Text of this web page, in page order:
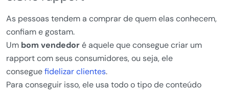
As pessoas tendem a comprar de quem elas conhecem,
confiam e gostam.
Um bom vendedoré aquele que consegue criar um
rapport com seus consumidores, ou seja, ele
conseguefidelizar clientes.
Para conseguir isso, ele usa todo o tipo de conteúdo